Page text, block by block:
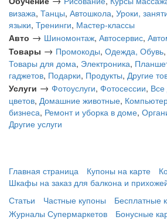
визажа, Танцы, Автошкола, Уроки,
языки, Тренинги, Мастер-классы
Авто → Шиномонтаж, Автосервис,
Товары → Промокоды, Одежда, Обувь,
Товары для дома, Электроника,
гаджетов, Подарки, Продукты, Другие
Услуги → Фотоуслуги, Фотосессии, Все
цветов, Домашние животные,
бизнеса, Ремонт и уборка в доме,
Другие услуги
Главная страница Купоны на карте
Шкафы на заказ для балкона и
Статьи
Частные купоны
Бесплатные
Журналы Супермаркетов
Бонусные